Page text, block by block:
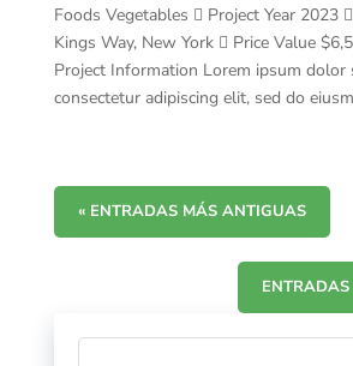
Foods Vegetables  Project Year 2023
Kings Way, New York  Price Value
Project Information Lorem ipsum dolor
consectetur adipiscing elit, sed do
« ENTRADAS MÁS ANTIGUAS